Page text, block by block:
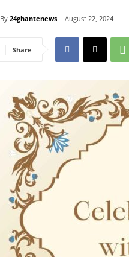
By 24ghantenews August 22, 2024
Share